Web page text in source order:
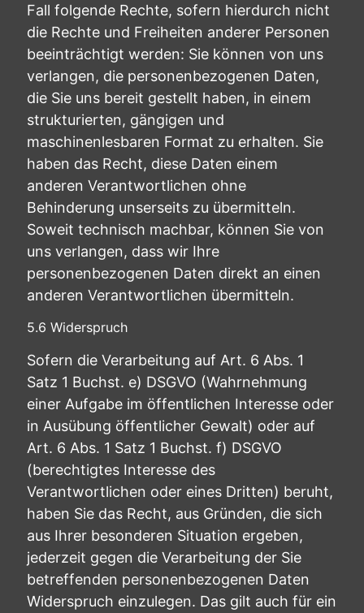
Fall folgende Rechte, sofern hierdurch nicht
die Rechte und Freiheiten anderer Personen
beeinträchtigt werden: Sie können von uns
verlangen, die personenbezogenen Daten,
die Sie uns bereit gestellt haben, in einem
strukturierten, gängigen und
maschinenlesbaren Format zu erhalten. Sie
haben das Recht, diese Daten einem
anderen Verantwortlichen ohne
Behinderung unserseits zu übermitteln.
Soweit technisch machbar, können Sie von
uns verlangen, dass wir Ihre
personenbezogenen Daten direkt an einen
anderen Verantwortlichen übermitteln.
5.6 Widerspruch
Sofern die Verarbeitung auf Art. 6 Abs. 1
Satz 1 Buchst. e) DSGVO (Wahrnehmung
einer Aufgabe im öffentlichen Interesse oder
in Ausübung öffentlicher Gewalt) oder auf
Art. 6 Abs. 1 Satz 1 Buchst. f) DSGVO
(berechtigtes Interesse des
Verantwortlichen oder eines Dritten) beruht,
haben Sie das Recht, aus Gründen, die sich
aus Ihrer besonderen Situation ergeben,
jederzeit gegen die Verarbeitung der Sie
betreffenden personenbezogenen Daten
Widerspruch einzulegen. Das gilt auch für ein